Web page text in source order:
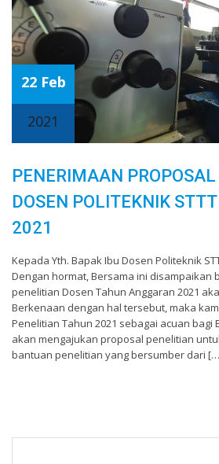
22 Feb
2021
PENERIMAAN
DOSEN POLITEKNIK
2021
Kepada Yth. Bapak Ibu Dosen Politeknik
Dengan hormat, Bersama ini disampaikan
penelitian Dosen Tahun Anggaran 2021
Berkenaan dengan hal tersebut, maka
Penelitian Tahun 2021 sebagai acuan bagi
akan mengajukan proposal penelitian
bantuan penelitian yang bersumber dari